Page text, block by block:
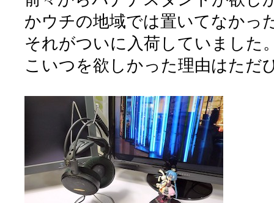
かウチの地域では置いてなかっ
それがついに入荷していました
こいつを欲しかった理由はただ